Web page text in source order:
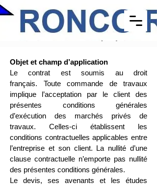
​Objet et champ d’application
Le contrat est soumis au droit
français. Toute commande de travaux
implique l’acceptation par le client des
présentes conditions générales
d’exécution des marchés privés de
travaux. Celles-ci établissent les
conditions contractuelles applicables entre
l’entreprise et son client. La nullité d’une
clause contractuelle n’emporte pas nullité
des présentes conditions générales.
Le devis, ses avenants et les études